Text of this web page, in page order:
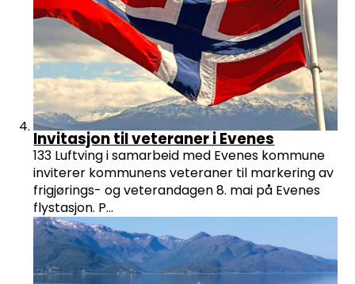
Invitasjon til veteraner i Evenes
133 Luftving i samarbeid med Evenes kommune
inviterer kommunens veteraner til markering av
frigjørings- og veterandagen 8. mai på Evenes
flystasjon. P...